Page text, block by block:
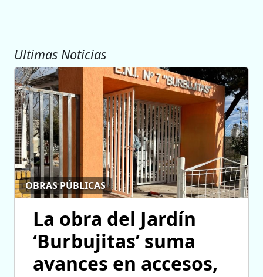
Ultimas Noticias
OBRAS PÚBLICAS
La obra del Jardín
‘Burbujitas’ suma
avances en accesos,